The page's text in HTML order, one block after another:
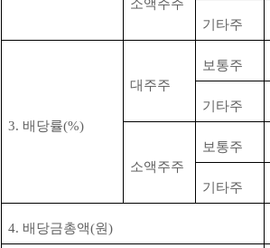
소액주주
기타주
3. 배당률(%)
대주주
보통주
기타주
소액주주
보통주
기타주
4. 배당금총액(원)